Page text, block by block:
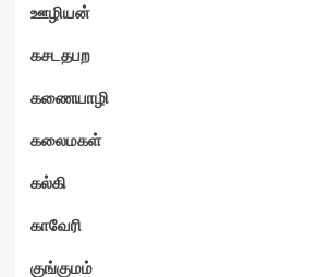
ஊழியன்
கசடதபற
கணையாழி
கலைமகள்
கல்கி
காவேரி
குங்குமம்